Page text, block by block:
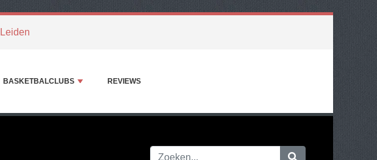
BASKETBALCLUBS REVIEWS